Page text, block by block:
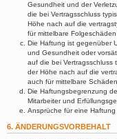
Gesundheit und der
die bei Vertragsschluss
Höhe nach auf die
für mittelbare
Die Haftung ist gegenüber
und Gesundheit oder
auf die bei Vertragsschluss
der Höhe nach auf die
auch für mittelbare
Die Haftungsbegrenzung
Mitarbeiter und
Ansprüche für eine
6. ÄNDERUNGSVORBEHALT